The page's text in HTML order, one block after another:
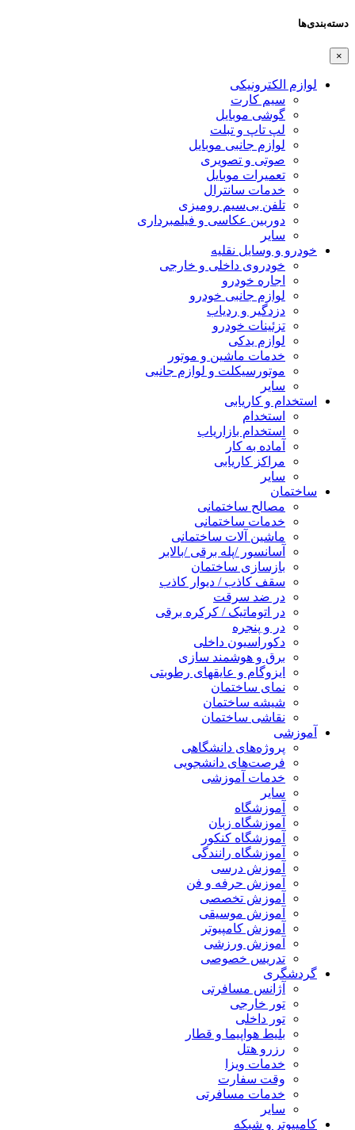
دسته‌بندی‌ها
×
لوازم الکترونیکی
سیم کارت
گوشی موبایل
لپ تاپ و تبلت
لوازم جانبی موبایل
صوتی و تصویری
تعمیرات موبایل
خدمات سانترال
تلفن بی‌سیم رومیزی
دوربین عکاسی و فیلمبرداری
سایر
خودرو و وسایل نقلیه
خودروی داخلی و خارجی
اجاره خودرو
لوازم جانبی خودرو
دزدگیر و ردیاب
تزئینات خودرو
لوازم یدکی
خدمات ماشین و موتور
موتورسیکلت و لوازم جانبی
سایر
استخدام و کاریابی
استخدام
استخدام بازاریاب
آماده به کار
مراکز کاریابی
سایر
ساختمان
مصالح ساختمانی
خدمات ساختمانی
ماشین آلات ساختمانی
آسانسور /پله برقی /بالابر
بازسازی ساختمان
سقف کاذب / دیوار کاذب
در ضد سرقت
در اتوماتیک / کرکره برقی
در و پنجره
دکوراسیون داخلی
برق و هوشمند سازی
ایزوگام و عایقهای رطوبتی
نمای ساختمان
شیشه ساختمان
نقاشی ساختمان
آموزشی
پروژه‌های دانشگاهی
فرصت‌های دانشجویی
خدمات آموزشی
سایر
آموزشگاه
آموزشگاه زبان
آموزشگاه کنکور
آموزشگاه رانندگی
آموزش درسی
آموزش حرفه و فن
آموزش تخصصی
آموزش موسیقی
آموزش کامپیوتر
آموزش ورزشی
تدریس خصوصی
گردشگری
آژانس مسافرتی
تور خارجی
تور داخلی
بلیط هواپیما و قطار
رزرو هتل
خدمات ویزا
وقت سفارت
خدمات مسافرتی
سایر
کامپیوتر و شبکه